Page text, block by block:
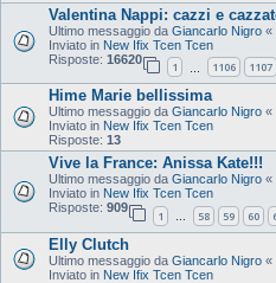
Valentina Nappi: cazzi e
Ultimo messaggio da Giancarlo Nigro «
Inviato in New Ifix Tcen Tcen
Risposte: 16620
1 1106 1107
Hime Marie bellissima
Ultimo messaggio da Giancarlo Nigro «
Inviato in New Ifix Tcen Tcen
Risposte: 13
Vive la France: Anissa Kate!!!
Ultimo messaggio da Giancarlo Nigro «
Inviato in New Ifix Tcen Tcen
Risposte: 909
1 … 58 59 60
Elly Clutch
Ultimo messaggio da Giancarlo Nigro «
Inviato in New Ifix Tcen Tcen